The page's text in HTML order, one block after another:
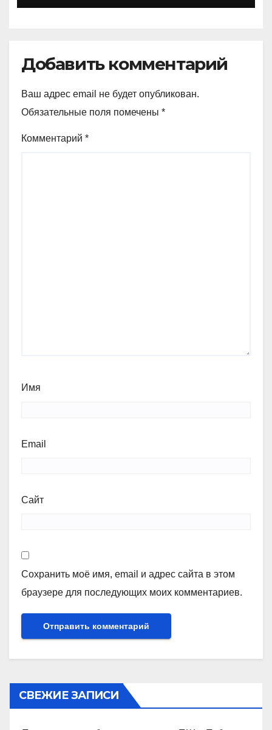
Добавить комментарий
Ваш адрес email не будет опубликован.
Обязательные поля помечены *
Комментарий *
Имя
Email
Сайт
Сохранить моё имя, email и адрес сайта в этом
браузере для последующих моих комментариев.
СВЕЖИЕ ЗАПИСИ